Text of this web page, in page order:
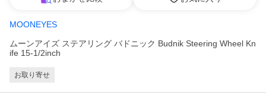
MOONEYES
ムーンアイズ ステアリング バドニック Budnik Steering Wheel Kn
ife 15-1/2inch
お取り寄せ